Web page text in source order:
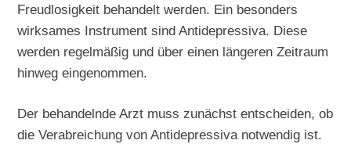
Freudlosigkeit behandelt werden. Ein besonders
wirksames Instrument sind Antidepressiva. Diese
werden regelmäßig und über einen längeren Zeitraum
hinweg eingenommen.
Der behandelnde Arzt muss zunächst entscheiden, ob
die Verabreichung von Antidepressiva notwendig ist.